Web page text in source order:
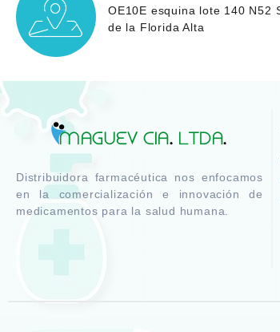
OE10E esquina lote 140 N52
de la Florida Alta
Distribuidora farmacéutica nos enfocamos
en la comercialización e innovación de
medicamentos para la salud humana.